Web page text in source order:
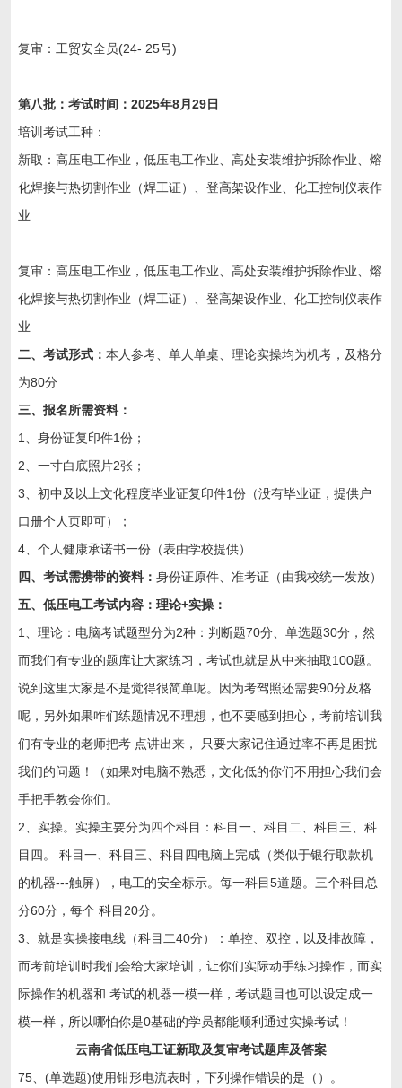
复审：工贸安全员(24- 25号)
第八批：考试时间：2025年8月29日
培训考试工种：
新取：高压电工作业，低压电工作业、高处安装维护拆除作业、熔
化焊接与热切割作业（焊工证）、登高架设作业、化工控制仪表作
业
复审：高压电工作业，低压电工作业、高处安装维护拆除作业、熔
化焊接与热切割作业（焊工证）、登高架设作业、化工控制仪表作
业
二、考试形式：本人参考、单人单桌、理论实操均为机考，及格分
为80分
三、报名所需资料：
1、身份证复印件1份；
2、一寸白底照片2张；
3、初中及以上文化程度毕业证复印件1份（没有毕业证，提供户
口册个人页即可）；
4、个人健康承诺书一份（表由学校提供）
四、考试需携带的资料：身份证原件、准考证（由我校统一发放）
五、低压电工考试内容：理论+实操：
1、理论：电脑考试题型分为2种：判断题70分、单选题30分，然
而我们有专业的题库让大家练习，考试也就是从中来抽取100题。
说到这里大家是不是觉得很简单呢。因为考驾照还需要90分及格
呢，另外如果咋们练题情况不理想，也不要感到担心，考前培训我
们有专业的老师把考 点讲出来， 只要大家记住通过率不再是困扰
我们的问题！（如果对电脑不熟悉，文化低的你们不用担心我们会
手把手教会你们。
2、实操。实操主要分为四个科目：科目一、科目二、科目三、科
目四。 科目一、科目三、科目四电脑上完成（类似于银行取款机
的机器---触屏），电工的安全标示。每一科目5道题。三个科目总
分60分，每个 科目20分。
3、就是实操接电线（科目二40分）：单控、双控，以及排故障，
而考前培训时我们会给大家培训，让你们实际动手练习操作，而实
际操作的机器和 考试的机器一模一样，考试题目也可以设定成一
模一样，所以哪怕你是0基础的学员都能顺利通过实操考试！
云南省低压电工证新取及复审考试题库及答案
75、(单选题)使用钳形电流表时，下列操作错误的是（）。